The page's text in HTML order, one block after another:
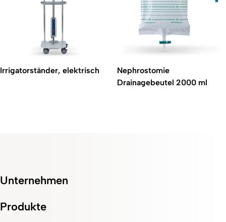
Irrigatorständer, elektrisch
Nephrostomie
Drainagebeutel 2000 ml
Unternehmen
Produkte